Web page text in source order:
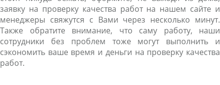
заявку на проверку качества работ на нашем сайте и
менеджеры свяжутся с Вами через несколько минут.
Также обратите внимание, что саму работу, наши
сотрудники без проблем тоже могут выполнить и
сэкономить ваше время и деньги на проверку качества
работ.